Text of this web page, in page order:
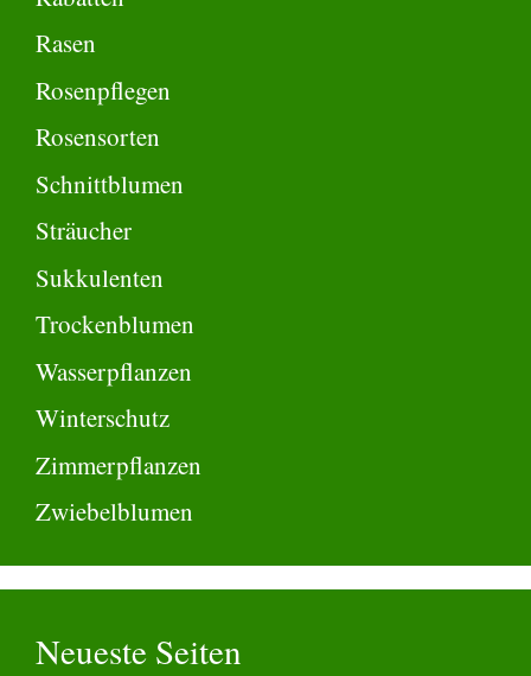
Rasen
Rosenpflegen
Rosensorten
Schnittblumen
Sträucher
Sukkulenten
Trockenblumen
Wasserpflanzen
Winterschutz
Zimmerpflanzen
Zwiebelblumen
Neueste Seiten